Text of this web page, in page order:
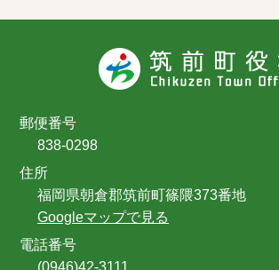
郵便番号
838-0298
住所
福岡県朝倉郡筑前町篠隈373番地
Googleマップで見る
電話番号